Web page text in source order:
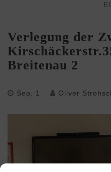
Verlegung der
Breitenau 2
Sep. 1 Oliver